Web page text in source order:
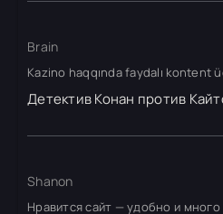
Brain
Kazino haqqında faydalı kontent
Детектив Конан против
Shanon
Нравится сайт — удобно и